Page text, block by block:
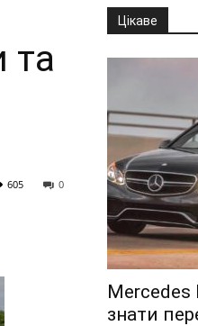
та
0
605
Цікаве
Mercedes
знати